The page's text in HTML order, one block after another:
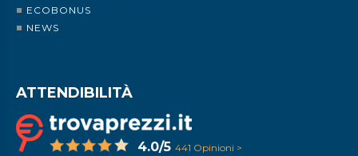
ECOBONUS
NEWS
ATTENDIBILITÀ
4.0/5 441 Opinioni >